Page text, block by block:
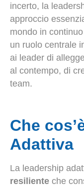
incerto, la
approccio
mondo in
un ruolo centrale
ai leader di
al contempo, di
team.
Che
Adattiva
La leadership
resiliente che